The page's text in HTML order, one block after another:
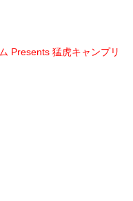
Presents 猛虎キャンプリ